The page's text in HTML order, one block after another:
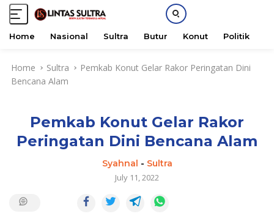
Home Nasional Sultra Butur Konut Politik
Home Sultra
Pemkab Konut Gelar Rakor Peringatan Dini
Bencana Alam
Pemkab Konut Gelar Rakor
Peringatan Dini Bencana Alam
Syahnal - Sultra
July 11, 2022